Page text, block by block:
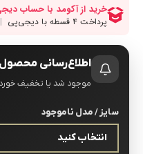
اطلاع‌رسانی محصول
موجود شد یا تخفیف
سایز / مدل ناموجود